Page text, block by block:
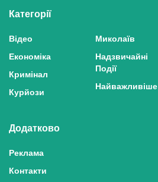
Категорії
Відео
Економіка
Кримінал
Курйози
Миколаїв
Надзвичайні
Події
Найважливіше
Додатково
Реклама
Контакти